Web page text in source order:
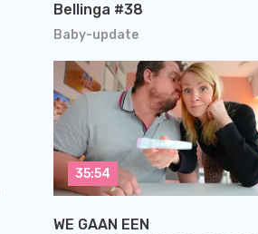
Baby-update
Bellinga #38
WE GAAN EEN
35:54